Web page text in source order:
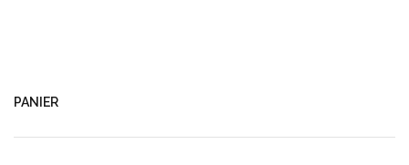
PANIER